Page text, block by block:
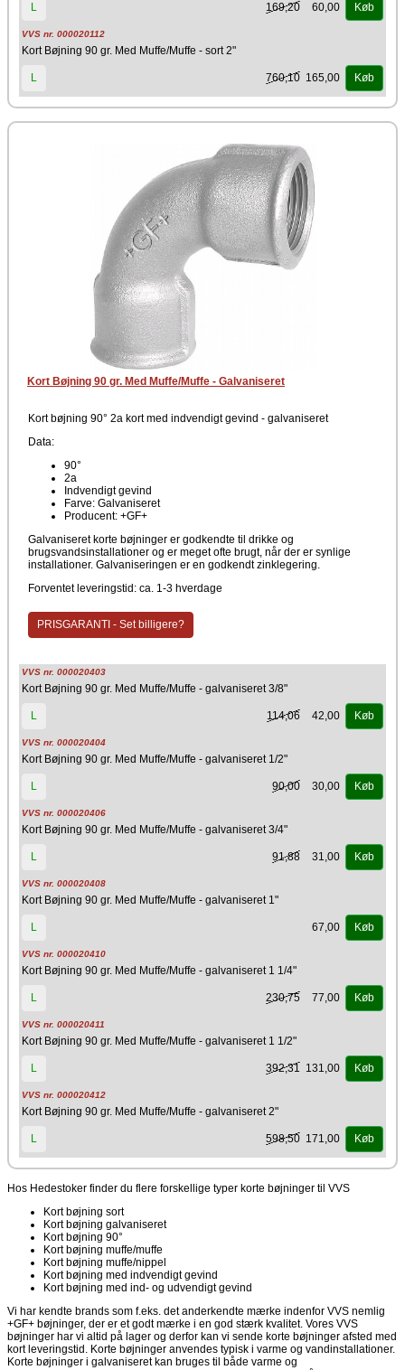
L 169,20 60,00 Køb
VVS nr. 000020112
Kort Bøjning 90 gr. Med Muffe/Muffe - sort 2"
L 760,10 165,00 Køb
Kort Bøjning 90 gr. Med Muffe/Muffe - Galvaniseret
Kort bøjning 90° 2a kort med indvendigt gevind - galvaniseret
Data:
90°
2a
Indvendigt gevind
Farve: Galvaniseret
Producent: +GF+
Galvaniseret korte bøjninger er godkendte til drikke og
brugsvandsinstallationer og er meget ofte brugt, når der er synlige
installationer. Galvaniseringen er en godkendt zinklegering.
Forventet leveringstid: ca. 1-3 hverdage
PRISGARANTI - Set billigere?
VVS nr. 000020403
Kort Bøjning 90 gr. Med Muffe/Muffe - galvaniseret 3/8"
L 114,06 42,00 Køb
VVS nr. 000020404
Kort Bøjning 90 gr. Med Muffe/Muffe - galvaniseret 1/2"
L 90,00 30,00 Køb
VVS nr. 000020406
Kort Bøjning 90 gr. Med Muffe/Muffe - galvaniseret 3/4"
L 91,88 31,00 Køb
VVS nr. 000020408
Kort Bøjning 90 gr. Med Muffe/Muffe - galvaniseret 1"
L 67,00 Køb
VVS nr. 000020410
Kort Bøjning 90 gr. Med Muffe/Muffe - galvaniseret 1 1/4"
L 230,75 77,00 Køb
VVS nr. 000020411
Kort Bøjning 90 gr. Med Muffe/Muffe - galvaniseret 1 1/2"
L 392,31 131,00 Køb
VVS nr. 000020412
Kort Bøjning 90 gr. Med Muffe/Muffe - galvaniseret 2"
L 598,50 171,00 Køb
Hos Hedestoker finder du flere forskellige typer korte bøjninger til VVS
Kort bøjning sort
Kort bøjning galvaniseret
Kort bøjning 90°
Kort bøjning muffe/muffe
Kort bøjning muffe/nippel
Kort bøjning med indvendigt gevind
Kort bøjning med ind- og udvendigt gevind
Vi har kendte brands som f.eks. det anderkendte mærke indenfor VVS nemlig
+GF+ bøjninger, der er et godt mærke i en god stærk kvalitet. Vores VVS
bøjninger har vi altid på lager og derfor kan vi sende korte bøjninger afsted med
kort leveringstid. Korte bøjninger anvendes typisk i varme og vandinstallationer.
Korte bøjninger i galvaniseret kan bruges til både varme og